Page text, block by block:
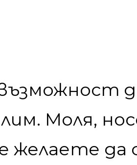
Моля,
желаете